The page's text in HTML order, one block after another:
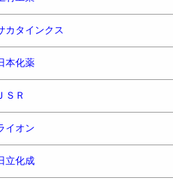
カタインクス
本化薬
ＳＲ
イオン
立化成